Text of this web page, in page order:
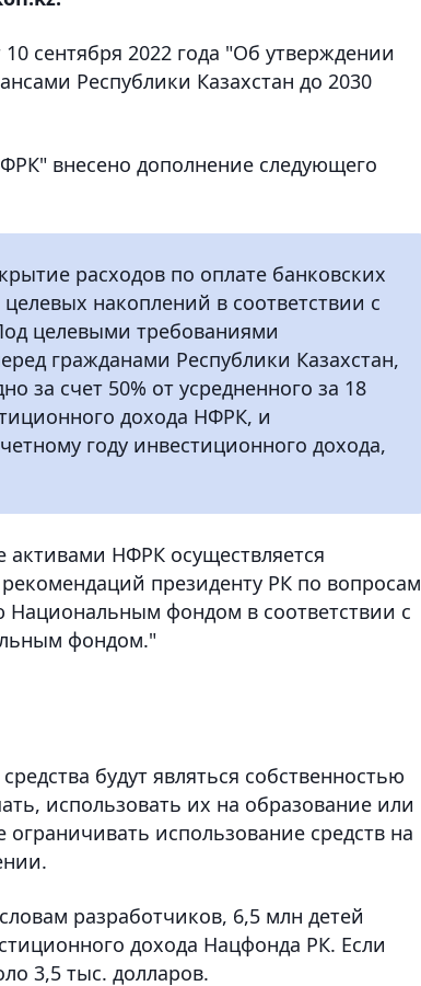
10 сентября 2022 года "Об утверждении
Республики Казахстан до 2030
внесено дополнение следующего
расходов по оплате банковских
накоплений в соответствии с
целевыми требованиями
гражданами Республики Казахстан,
за счет 50% от усредненного за 18
дохода НФРК, и
году инвестиционного дохода,
активами НФРК осуществляется
президенту РК по вопросам
фондом в соответствии с
фондом."
будут являться собственностью
использовать их на образование или
использование средств на
разработчиков, 6,5 млн детей
дохода Нацфонда РК. Если
3,5 тыс. долларов.